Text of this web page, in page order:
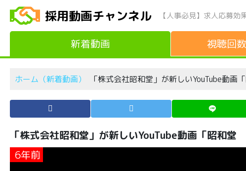
採用動画チャンネル 【人事必見】求人応募効
新着動画 視聴回数
ホーム（新着動画） 「株式会社昭和堂」が新しいYouTube動
「株式会社昭和堂」が新しいYouTube動画「昭和
6年前